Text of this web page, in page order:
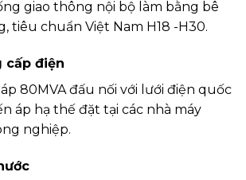
giao thông nội bộ làm bằng bê
tiêu chuẩn Việt Nam H18 -H30.
cấp điện
80MVA đấu nối với lưới điện quốc
áp hạ thế đặt tại các nhà máy
nghiệp.